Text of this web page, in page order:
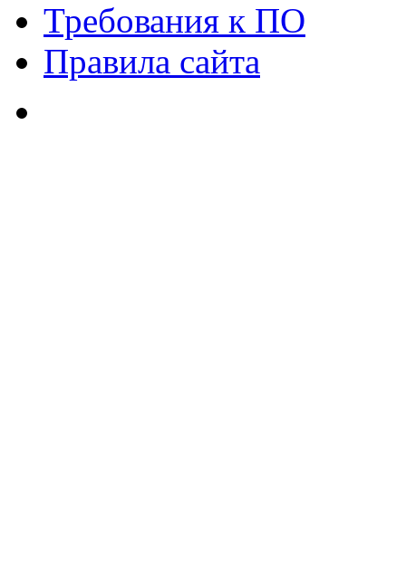
Требования к ПО
Правила сайта